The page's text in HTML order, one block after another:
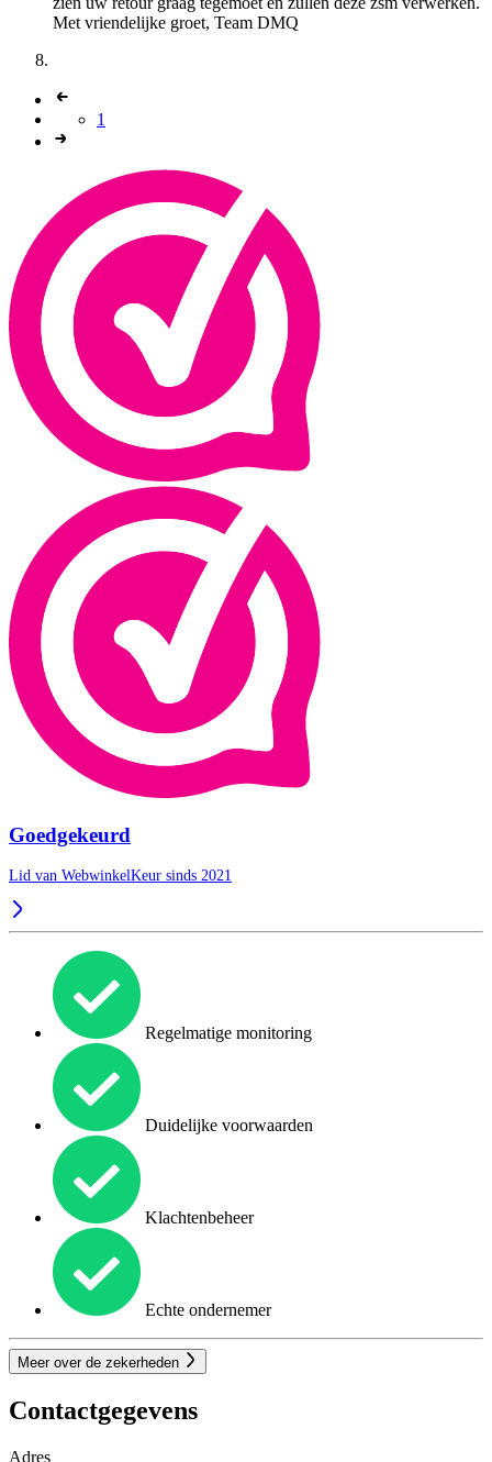
Met vriendelijke groet, Team DMQ
1
Goedgekeurd
Lid van WebwinkelKeur sinds 2021
Regelmatige monitoring
Duidelijke voorwaarden
Klachtenbeheer
Echte ondernemer
Meer over de zekerheden
Contactgegevens
Adres